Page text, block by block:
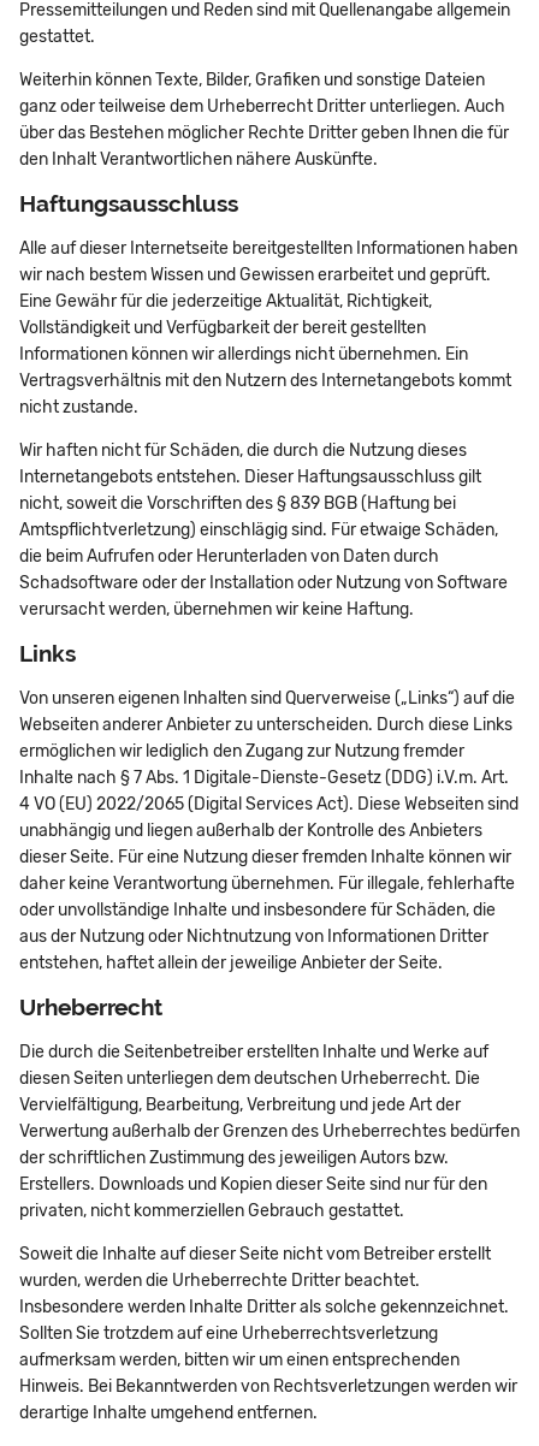
Pressemitteilungen und Reden sind mit Quellenangabe allgemein
gestattet.
Weiterhin können Texte, Bilder, Grafiken und sonstige Dateien
ganz oder teilweise dem Urheberrecht Dritter unterliegen. Auch
über das Bestehen möglicher Rechte Dritter geben Ihnen die für
den Inhalt Verantwortlichen nähere Auskünfte.
Haftungsausschluss
Alle auf dieser Internetseite bereitgestellten Informationen haben
wir nach bestem Wissen und Gewissen erarbeitet und geprüft.
Eine Gewähr für die jederzeitige Aktualität, Richtigkeit,
Vollständigkeit und Verfügbarkeit der bereit gestellten
Informationen können wir allerdings nicht übernehmen. Ein
Vertragsverhältnis mit den Nutzern des Internetangebots kommt
nicht zustande.
Wir haften nicht für Schäden, die durch die Nutzung dieses
Internetangebots entstehen. Dieser Haftungsausschluss gilt
nicht, soweit die Vorschriften des § 839 BGB (Haftung bei
Amtspflichtverletzung) einschlägig sind. Für etwaige Schäden,
die beim Aufrufen oder Herunterladen von Daten durch
Schadsoftware oder der Installation oder Nutzung von Software
verursacht werden, übernehmen wir keine Haftung.
Links
Von unseren eigenen Inhalten sind Querverweise („Links“) auf die
Webseiten anderer Anbieter zu unterscheiden. Durch diese Links
ermöglichen wir lediglich den Zugang zur Nutzung fremder
Inhalte nach § 7 Abs. 1 Digitale-Dienste-Gesetz (DDG) i.V.m. Art.
4 VO (EU) 2022/2065 (Digital Services Act). Diese Webseiten sind
unabhängig und liegen außerhalb der Kontrolle des Anbieters
dieser Seite. Für eine Nutzung dieser fremden Inhalte können wir
daher keine Verantwortung übernehmen. Für illegale, fehlerhafte
oder unvollständige Inhalte und insbesondere für Schäden, die
aus der Nutzung oder Nichtnutzung von Informationen Dritter
entstehen, haftet allein der jeweilige Anbieter der Seite.
Urheberrecht
Die durch die Seitenbetreiber erstellten Inhalte und Werke auf
diesen Seiten unterliegen dem deutschen Urheberrecht. Die
Vervielfältigung, Bearbeitung, Verbreitung und jede Art der
Verwertung außerhalb der Grenzen des Urheberrechtes bedürfen
der schriftlichen Zustimmung des jeweiligen Autors bzw.
Erstellers. Downloads und Kopien dieser Seite sind nur für den
privaten, nicht kommerziellen Gebrauch gestattet.
Soweit die Inhalte auf dieser Seite nicht vom Betreiber erstellt
wurden, werden die Urheberrechte Dritter beachtet.
Insbesondere werden Inhalte Dritter als solche gekennzeichnet.
Sollten Sie trotzdem auf eine Urheberrechtsverletzung
aufmerksam werden, bitten wir um einen entsprechenden
Hinweis. Bei Bekanntwerden von Rechtsverletzungen werden wir
derartige Inhalte umgehend entfernen.